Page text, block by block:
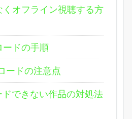
くオフライン視聴する方
ードの手順
ードの注意点
ドできない作品の対処法